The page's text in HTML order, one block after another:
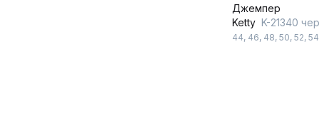
Джемпер
Ketty K-21340
44, 46, 48, 50, 52, 54